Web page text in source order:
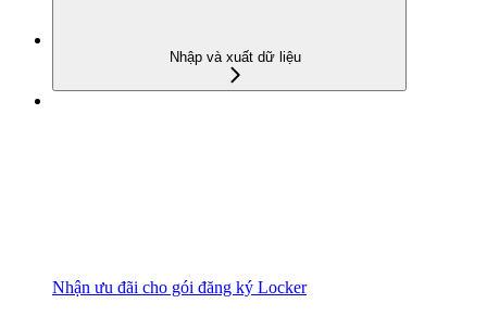
Nhập và xuất dữ liệu
Nhận ưu đãi cho gói đăng ký Locker